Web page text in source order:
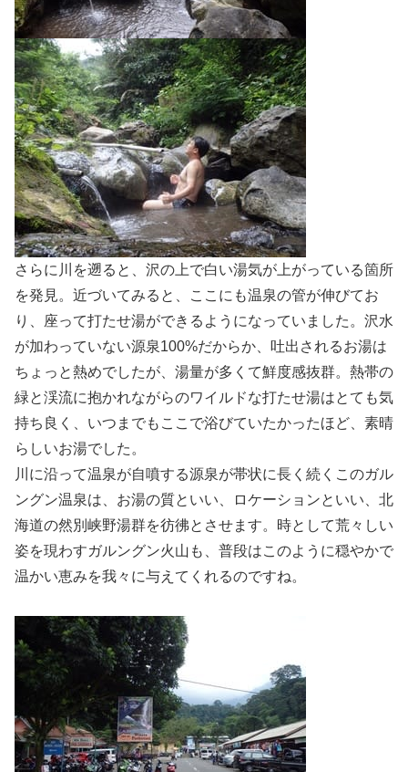
さらに川を遡ると、沢の上で白い湯気が上がっている箇所
を発見。近づいてみると、ここにも温泉の管が伸びてお
り、座って打たせ湯ができるようになっていました。沢水
が加わっていない源泉100%だからか、吐出されるお湯は
ちょっと熱めでしたが、湯量が多くて鮮度感抜群。熱帯の
緑と渓流に抱かれながらのワイルドな打たせ湯はとても気
持ち良く、いつまでもここで浴びていたかったほど、素晴
らしいお湯でした。
川に沿って温泉が自噴する源泉が帯状に長く続くこのガル
ングン温泉は、お湯の質といい、ロケーションといい、北
海道の然別峡野湯群を彷彿とさせます。時として荒々しい
姿を現わすガルングン火山も、普段はこのように穏やかで
温かい恵みを我々に与えてくれるのですね。